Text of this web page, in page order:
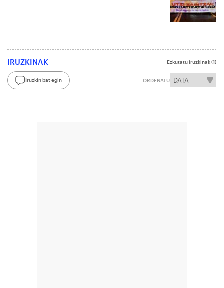
IRUZKINAK Ezkutatu iruzkinak(1)
Iruzkin bat egin ORDENATU